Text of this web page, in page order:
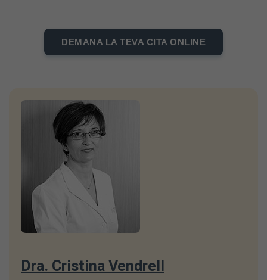
DEMANA LA TEVA CITA ONLINE
Dra. Cristina Vendrell